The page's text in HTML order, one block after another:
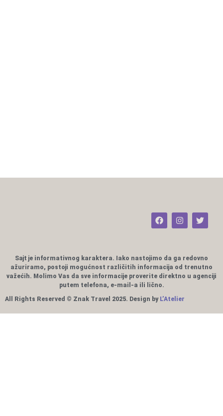
Sajt je informativnog karaktera. Iako nastojimo da ga redovno
ažuriramo, postoji mogućnost različitih informacija od trenutno
važećih. Molimo Vas da sve informacije proverite direktno u agenciji
putem telefona, e-mail-a ili lično.
All Rights Reserved © Znak Travel 2025. Design by L’Atelier